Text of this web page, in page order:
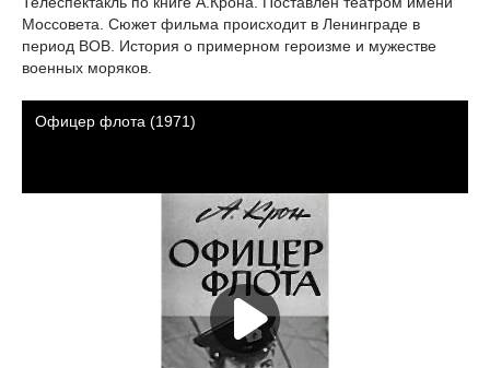
Моссовета. Сюжет фильма происходит в Ленинграде в
период ВОВ. История о примерном героизме и мужестве
военных моряков.